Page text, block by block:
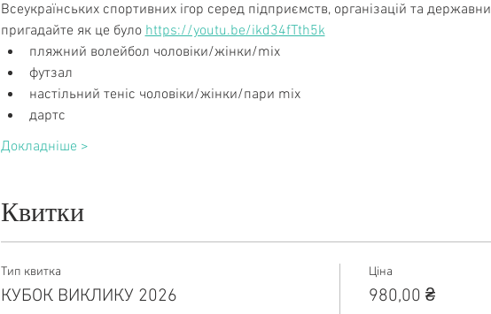
Всеукраїнських спортивних ігор серед підприємств, організацій та
пригадайте як це було https://youtu.be/ikd34fTth5k
пляжний волейбол чоловіки/жінки/mix
футзал
настільний теніс чоловіки/жінки/пари mix
дартс
Докладніше >
Квитки
Тип квитка
КУБОК ВИКЛИКУ 2026
Ціна
980,00 ₴